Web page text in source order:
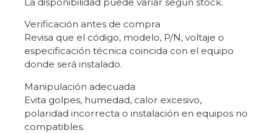
Verificación antes de compra
Revisa que el código, modelo, P/N, voltaje o
especificación técnica coincida con el equipo
donde será instalado.
Manipulación adecuada
Evita golpes, humedad, calor excesivo,
polaridad incorrecta o instalación en equipos no
compatibles.